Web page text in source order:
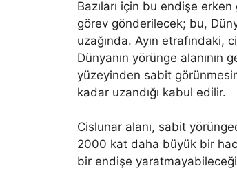
Bazıları için bu endişe
görev gönderilecek; bu,
uzağında. Ayın etrafındaki,
Dünyanın yörünge alanının
yüzeyinden sabit
kadar uzandığı kabul edilir.
Cislunar alanı, sabit
2000 kat daha büyük bir
bir endişe